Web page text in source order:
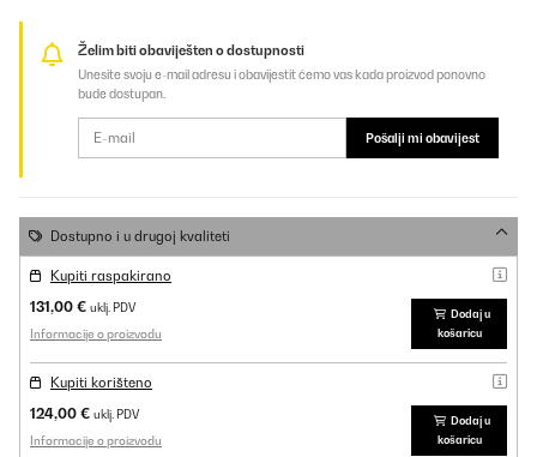
Želim biti obaviješten o dostupnosti
Unesite svoju e-mail adresu i obavijestit ćemo vas kada proizvod ponovno
bude dostupan.
Pošalji mi obavijest
Dostupno i u drugoj kvaliteti
Kupiti raspakirano
131,00 € uklj. PDV
Informacije o proizvodu
Dodaj u
košaricu
Kupiti korišteno
124,00 € uklj. PDV
Informacije o proizvodu
Dodaj u
košaricu